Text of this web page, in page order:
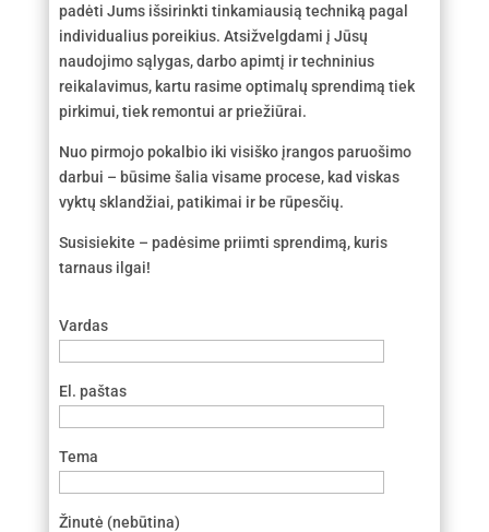
padėti Jums išsirinkti tinkamiausią techniką pagal
individualius poreikius. Atsižvelgdami į Jūsų
naudojimo sąlygas, darbo apimtį ir techninius
reikalavimus, kartu rasime optimalų sprendimą tiek
pirkimui, tiek remontui ar priežiūrai.
Nuo pirmojo pokalbio iki visiško įrangos paruošimo
darbui – būsime šalia visame procese, kad viskas
vyktų sklandžiai, patikimai ir be rūpesčių.
Susisiekite – padėsime priimti sprendimą, kuris
tarnaus ilgai!
Vardas
El. paštas
Tema
Žinutė (nebūtina)